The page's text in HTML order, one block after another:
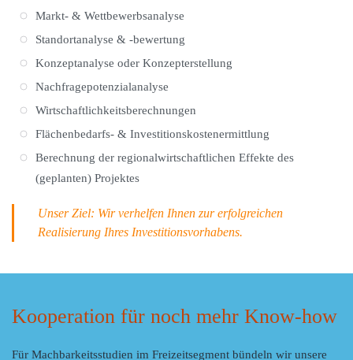
Markt- & Wettbewerbsanalyse
Standortanalyse & -bewertung
Konzeptanalyse oder Konzepterstellung
Nachfragepotenzialanalyse
Wirtschaftlichkeitsberechnungen
Flächenbedarfs- & Investitionskostenermittlung
Berechnung der regionalwirtschaftlichen Effekte des
(geplanten) Projektes
Unser Ziel: Wir verhelfen Ihnen zur erfolgreichen
Realisierung Ihres Investitionsvorhabens.
Kooperation für noch mehr Know-how
Für Machbarkeitsstudien im Freizeitsegment bündeln wir unsere